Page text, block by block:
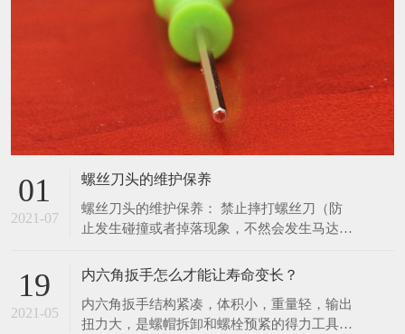
螺丝刀头的维护保养： 禁止摔打螺丝刀（防
止发生碰撞或者掉落现象，不然会发生马达噪
音以及起子出现晃动的现象）。 拔螺丝刀与
配套控制器的连接插头，应当以插头基部为力
点，不应当用力拉扯电线，避免损坏接触的插
头。 螺丝刀工作时摇晃太大时必须立刻停止
使用，防止更深度地损坏螺丝刀，并通知管理
人员进行维修管理。
2021-05
内六角扳手怎么才能让寿命变长？
内六角扳手结构紧凑，体积小，重量轻，输出
扭力大，是螺帽拆卸和螺栓预紧的得力工具。
扭力控制在此3%范围内，能满足联接预紧高
精度扭 力值的要求。特种工具力矩就是力和
距离的乘积，在紧固螺丝螺栓螺母等螺纹紧固
件时需要控制施加的力矩大小，以保证螺纹紧
固且不至 于因力矩过大破坏螺纹。为了延长
19
2021-05
开口内六角扳手的用途及技术特点
螺丝是机械设备中主要的紧固件，开口内六角
扳手是机械行业加工，生产，维修的重要工
以下几项优点。 1．可快速工作，工作速度比
传统扳手快三至四倍，比快速扳手的工作速度
还要快。 2．一个开口内六角扳手可适用于2
—6种规格的螺丝，而一个双头呆扳手只适用2
19
2021-05
内六角扳手表面材质处理的相对要求
螺丝是机械设备中主要的紧固件，内六角扳手
是机械行业加工，生产，维修的重要工具，该